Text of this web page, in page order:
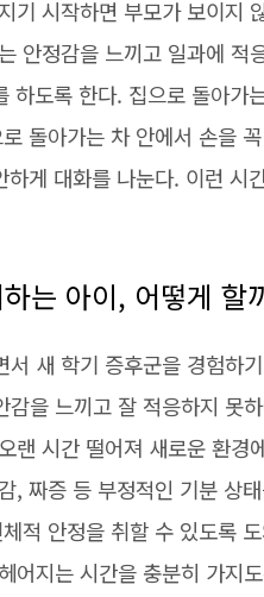
기 시작하면 부모가 보이지
안정감을 느끼고 일과에
하도록 한다. 집으로 돌아가
돌아가는 차 안에서 손을
게 대화를 나눈다. 이런 시
는 아이, 어떻게 할
서 새 학기 증후군을 경험하
을 느끼고 잘 적응하지 못
랜 시간 떨어져 새로운 환경
, 짜증 등 부정적인 기분 상
적 안정을 취할 수 있도록
어지는 시간을 충분히 가지